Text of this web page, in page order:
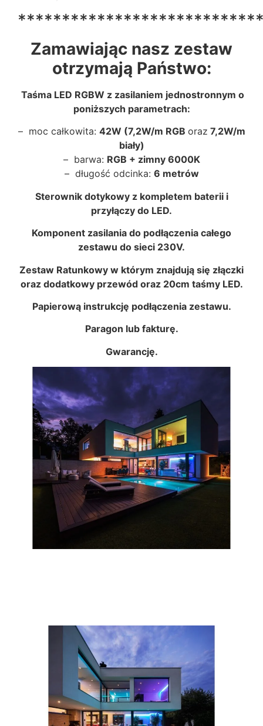
Zamawiając nasz zestaw
otrzymają Państwo:
Taśma LED RGBW z zasilaniem jednostronnym o
poniższych parametrach:
– moc całkowita: 42W (7,2W/m RGB oraz 7,2W/m
biały)
– barwa: RGB + zimny 6000K
– długość odcinka: 6 metrów
Sterownik dotykowy z kompletem baterii i
przyłączy do LED.
Komponent zasilania do podłączenia całego
zestawu do sieci 230V.
Zestaw Ratunkowy w którym znajdują się złączki
oraz dodatkowy przewód oraz 20cm taśmy LED.
Papierową instrukcję podłączenia zestawu.
Paragon lub fakturę.
Gwarancję.